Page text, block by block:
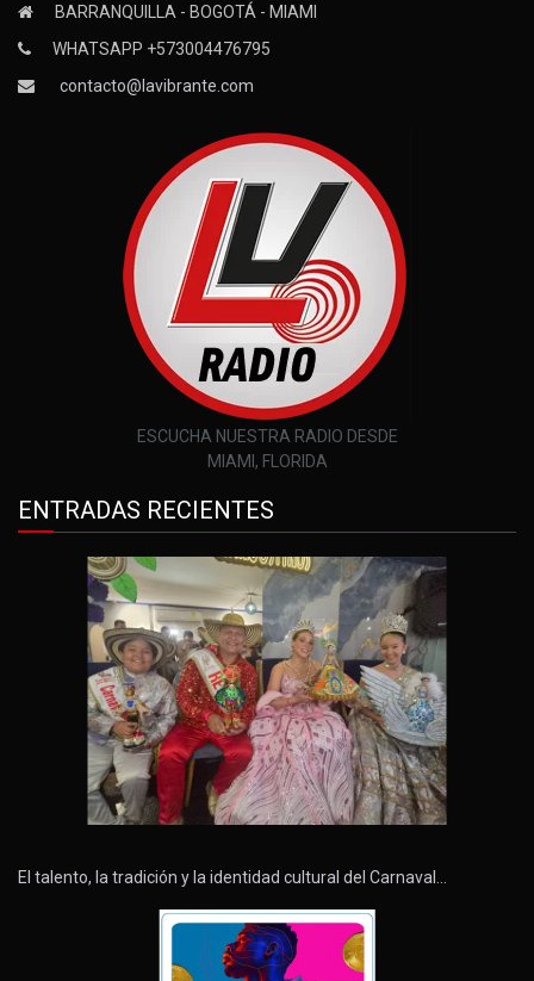
BARRANQUILLA - BOGOTÁ - MIAMI
WHATSAPP +573004476795
contacto@lavibrante.com
ESCUCHA NUESTRA RADIO DESDE
MIAMI, FLORIDA
ENTRADAS RECIENTES
El talento, la tradición y la identidad cultural del Carnaval…